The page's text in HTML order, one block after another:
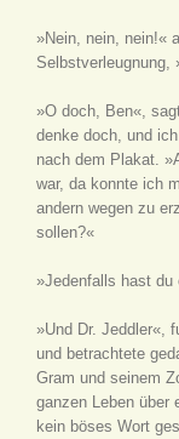
»Nein, nein, nein!«
Selbstverleugnung,
»O doch, Ben«,
denke doch, und
nach dem Plakat.
war, da konnte ich
andern wegen zu
sollen?«
»Jedenfalls hast du
»Und Dr. Jeddler«,
und betrachtete
Gram und seinem
ganzen Leben über
kein böses Wort